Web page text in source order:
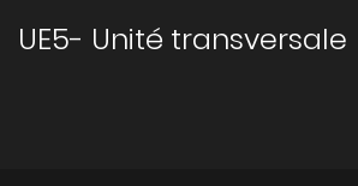
UE5- Unité transversale